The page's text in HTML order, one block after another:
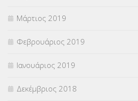
Μάρτιος 2019
Φεβρουάριος 2019
Ιανουάριος 2019
Δεκέμβριος 2018